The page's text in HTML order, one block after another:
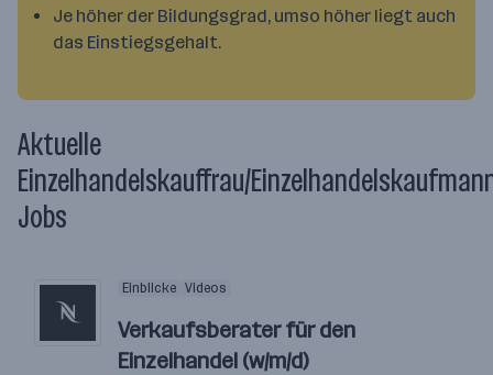
Je höher der Bildungsgrad, umso höher liegt auch
das Einstiegsgehalt.
Aktuelle
Einzelhandelskauffrau/
Jobs
Einblicke Videos
Verkaufsberater für den
Einzelhandel (w/m/d)